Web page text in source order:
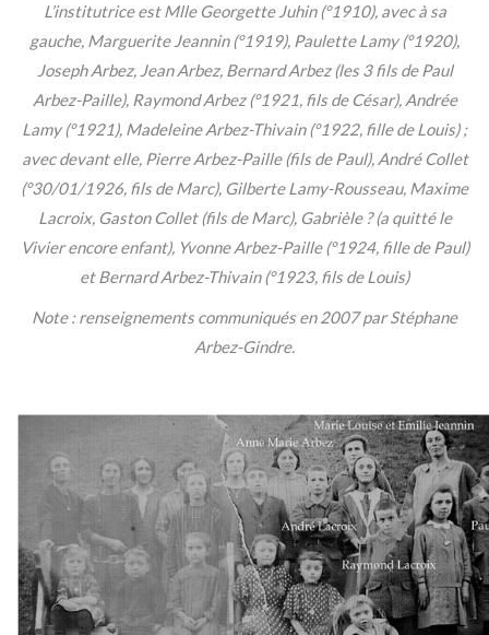
L’institutrice est Mlle Georgette Juhin (°1910), avec à sa
gauche, Marguerite Jeannin (°1919), Paulette Lamy (°1920),
Joseph Arbez, Jean Arbez, Bernard Arbez (les 3 fils de Paul
Arbez-Paille), Raymond Arbez (°1921, fils de César), Andrée
Lamy (°1921), Madeleine Arbez-Thivain (°1922, fille de Louis) ;
avec devant elle, Pierre Arbez-Paille (fils de Paul), André Collet
(°30/01/1926, fils de Marc), Gilberte Lamy-Rousseau, Maxime
Lacroix, Gaston Collet (fils de Marc), Gabrièle ? (a quitté le
Vivier encore enfant), Yvonne Arbez-Paille (°1924, fille de Paul)
et Bernard Arbez-Thivain (°1923, fils de Louis)
Note : renseignements communiqués en 2007 par Stéphane
Arbez-Gindre.